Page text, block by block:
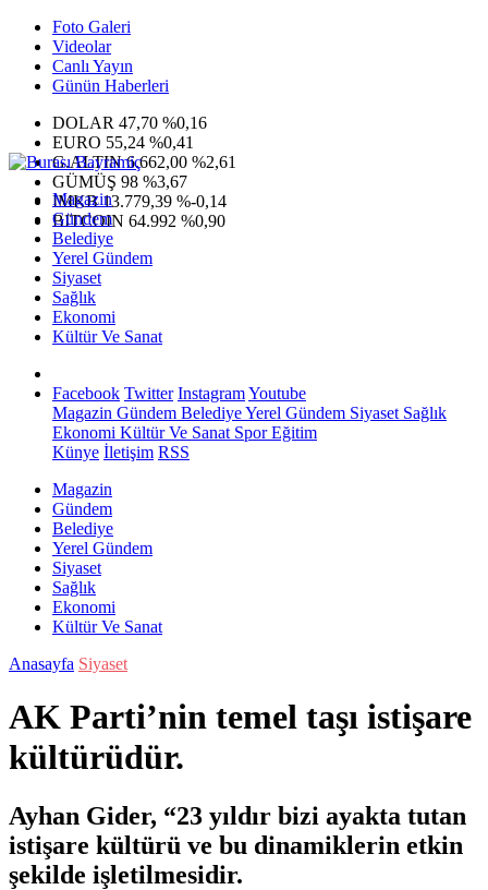
Foto Galeri
Videolar
Canlı Yayın
Günün Haberleri
DOLAR 47,70 %0,16
EURO 55,24 %0,41
G.ALTIN6.662,00 %2,61
GÜMÜŞ 98 %3,67
IMKB13.779,39 %-0,14
BITCOIN 64.992 %0,90
Magazin
Gündem
Belediye
Yerel Gündem
Siyaset
Sağlık
Ekonomi
Kültür Ve Sanat
Facebook Twitter InstagramYoutube
Magazin Gündem BelediyeYerel Gündem Siyaset Sağlık
Ekonomi Kültür Ve Sanat SporEğitim
Künye İletişim RSS
Magazin
Gündem
Belediye
Yerel Gündem
Siyaset
Sağlık
Ekonomi
Kültür Ve Sanat
Anasayfa Siyaset
AK Parti’nin temel taşı istişare
kültürüdür.
Ayhan Gider, “23 yıldır bizi ayakta tutan
istişare kültürü ve bu dinamiklerin etkin
şekilde işletilmesidir.